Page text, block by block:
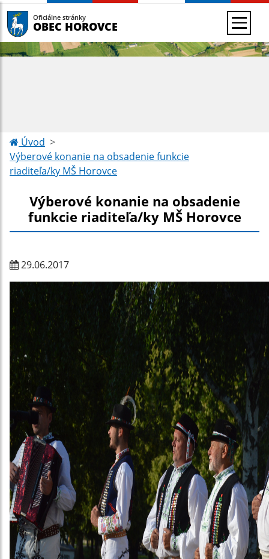
Oficiálne stránky
OBEC HOROVCE
Úvod
Výberové konanie na obsadenie funkcie
riaditeľa/ky MŠ Horovce
Výberové konanie na obsadenie
funkcie riaditeľa/ky MŠ Horovce
29.06.2017